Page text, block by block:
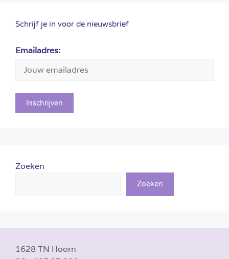
Schrijf je in voor de nieuwsbrief
Emailadres:
Zoeken
Zoeken
1628 TN Hoorn